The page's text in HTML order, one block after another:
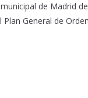
de Madrid
General de